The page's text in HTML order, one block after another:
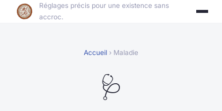
Réglages précis pour une existence sans
accroc.
Accueil › Maladie
🩺